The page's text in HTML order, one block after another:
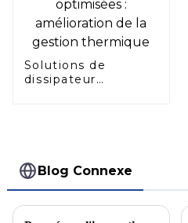
Solutions de
dissipateur
Blog Connexe